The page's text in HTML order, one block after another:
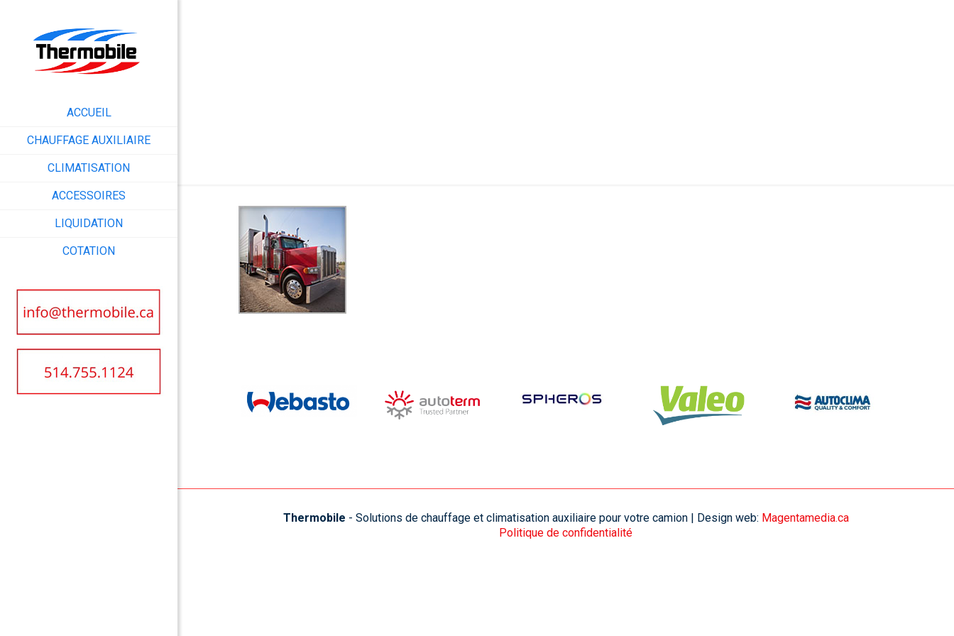
ACCUEIL
CHAUFFAGE AUXILIAIRE
CLIMATISATION
ACCESSOIRES
LIQUIDATION
COTATION
Thermobile - Solutions de chauffage et climatisation auxiliaire pour votre camion | Design web: Magentamedia.ca
Politique de confidentialité